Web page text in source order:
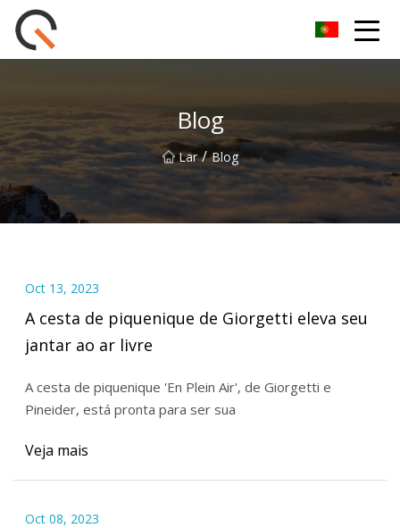
Blog
Lar / Blog
Oct 13, 2023
A cesta de piquenique de Giorgetti eleva seu
jantar ao ar livre
A cesta de piquenique 'En Plein Air', de Giorgetti e
Pineider, está pronta para ser sua
Veja mais
Oct 08, 2023